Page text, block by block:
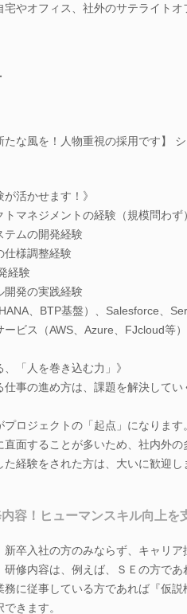
宅やオフィス、社外のサテライトオ
たな風を！人物重視の採用です】
が活かせます！》
トマネジメントの経験（規模問わず）
テムの開発経験
仕様調整経験
経験
開発の実践経験
、BTP基盤）、Salesforce、
ービス（AWS、Azure、FJcloud等
、「人を巻き込む力」》
仕事の進め方は、課題を解決して
プロジェクトの「起点」になります。
直面することが多いため、社内外の
た経験をされた方は、大いに歓迎し
容！ヒューマンスキル向上を
新卒入社の方のみならず、キャリ
研修内容は、例えば、ＳＥの方で
務に従事している方であれば『仮
きます。